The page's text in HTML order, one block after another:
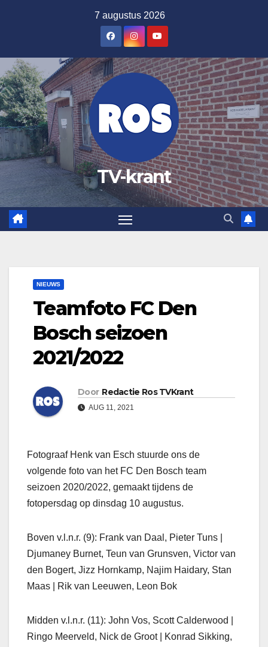
inhoud
7 augustus 2026
TV-krant
NIEUWS
Teamfoto FC Den
Bosch seizoen
2021/2022
Door Redactie Ros TVKrant
AUG 11, 2021
Fotograaf Henk van Esch stuurde ons de
volgende foto van het FC Den Bosch team
seizoen 2020/2022, gemaakt tijdens de
fotopersdag op dinsdag 10 augustus.
Boven v.l.n.r. (9): Frank van Daal, Pieter Tuns |
Djumaney Burnet, Teun van Grunsven, Victor van
den Bogert, Jizz Hornkamp, Najim Haidary, Stan
Maas | Rik van Leeuwen, Leon Bok
Midden v.l.n.r. (11): John Vos, Scott Calderwood |
Ringo Meerveld, Nick de Groot | Konrad Sikking,